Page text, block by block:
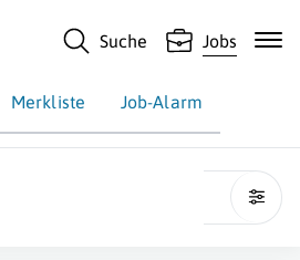
Suche Jobs
Merkliste Job-Alarm